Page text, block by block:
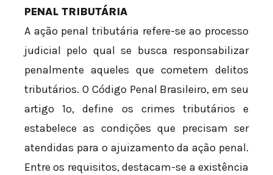
PENAL TRIBUTÁRIA
A ação penal tributária refere-se ao processo
judicial pelo qual se busca responsabilizar
penalmente aqueles que cometem delitos
tributários. O Código Penal Brasileiro, em seu
artigo 1º, define os crimes tributários e
estabelece as condições que precisam ser
atendidas para o ajuizamento da ação penal.
Entre os requisitos, destacam-se a existência